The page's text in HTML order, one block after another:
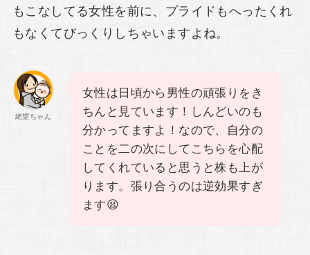
もこなしてる女性を前に、プライドもへったくれ
もなくてびっくりしちゃいますよね。
絶望ちゃん
女性は日頃から男性の頑張りをき
ちんと見ています！しんどいのも
分かってますよ！なので、自分の
ことを二の次にしてこちらを心配
してくれていると思うと株も上が
ります。張り合うのは逆効果すぎ
ます😫